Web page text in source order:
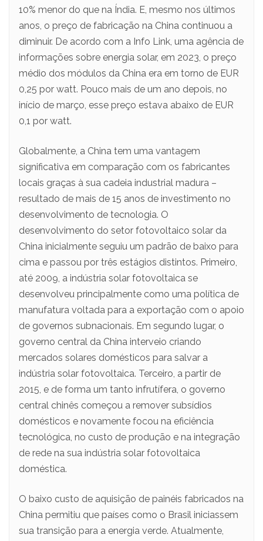
10% menor do que na Índia. E, mesmo nos últimos
anos, o preço de fabricação na China continuou a
diminuir. De acordo com a Info Link, uma agência de
informações sobre energia solar, em 2023, o preço
médio dos módulos da China era em torno de EUR
0,25 por watt. Pouco mais de um ano depois, no
início de março, esse preço estava abaixo de EUR
0,1 por watt.
Globalmente, a China tem uma vantagem
significativa em comparação com os fabricantes
locais graças à sua cadeia industrial madura –
resultado de mais de 15 anos de investimento no
desenvolvimento de tecnologia. O
desenvolvimento do setor fotovoltaico solar da
China inicialmente seguiu um padrão de baixo para
cima e passou por três estágios distintos. Primeiro,
até 2009, a indústria solar fotovoltaica se
desenvolveu principalmente como uma política de
manufatura voltada para a exportação com o apoio
de governos subnacionais. Em segundo lugar, o
governo central da China interveio criando
mercados solares domésticos para salvar a
indústria solar fotovoltaica. Terceiro, a partir de
2015, e de forma um tanto infrutífera, o governo
central chinês começou a remover subsídios
domésticos e novamente focou na eficiência
tecnológica, no custo de produção e na integração
de rede na sua indústria solar fotovoltaica
doméstica.
O baixo custo de aquisição de painéis fabricados na
China permitiu que países como o Brasil iniciassem
sua transição para a energia verde. Atualmente,